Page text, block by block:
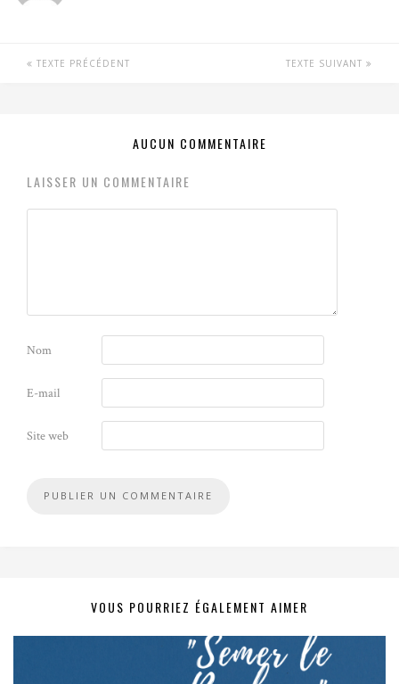
TEXTE PRÉCÉDENT TEXTE SUIVANT
AUCUN COMMENTAIRE
LAISSER UN COMMENTAIRE
Nom
E-mail
Site web
VOUS POURRIEZ ÉGALEMENT AIMER